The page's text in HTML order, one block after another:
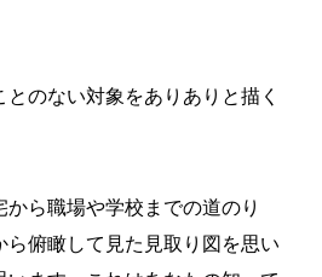
のない対象をありありと描く
ら職場や学校までの道のり
ら俯瞰して見た見取り図を思い